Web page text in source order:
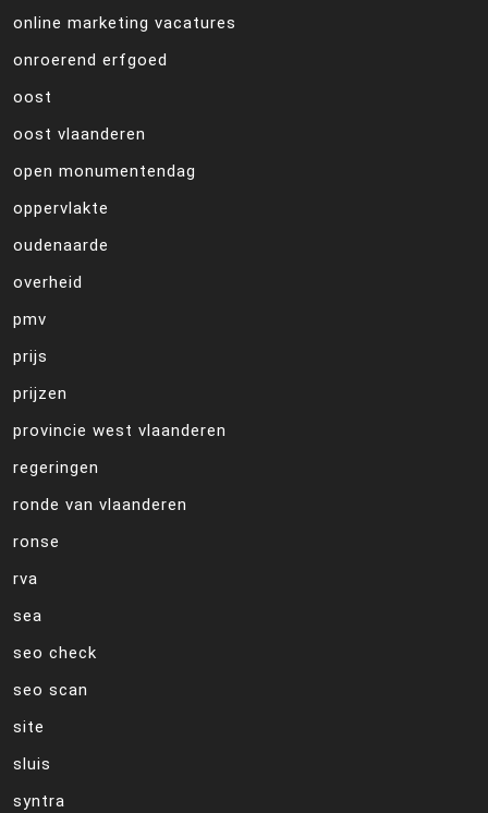
online marketing vacatures
onroerend erfgoed
oost
oost vlaanderen
open monumentendag
oppervlakte
oudenaarde
overheid
pmv
prijs
prijzen
provincie west vlaanderen
regeringen
ronde van vlaanderen
ronse
rva
sea
seo check
seo scan
site
sluis
syntra